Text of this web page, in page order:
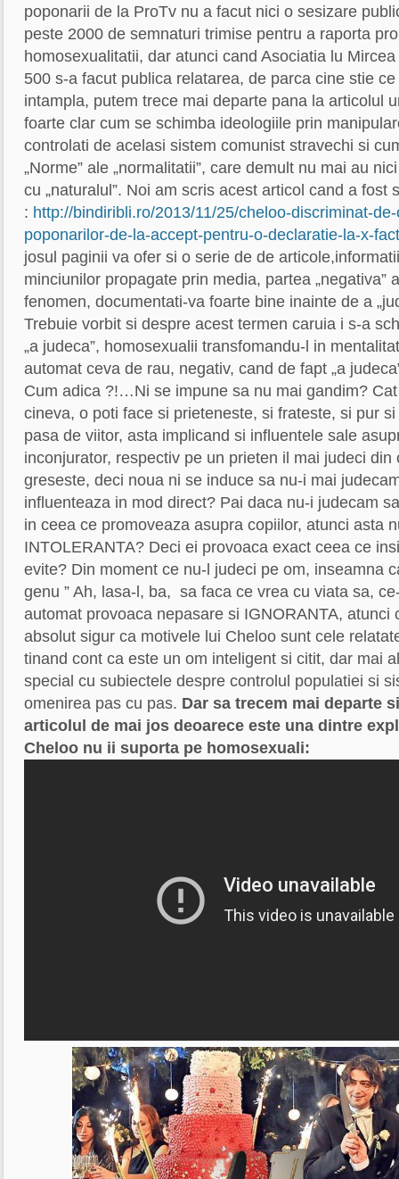
poponarii de la ProTv nu a facut nici o sesizare
peste 2000 de semnaturi trimise pentru a raporta
homosexualitatii, dar atunci cand Asociatia lu
500 s-a facut publica relatarea, de parca cine stie
intampla, putem trece mai departe pana la articolul
foarte clar cum se schimba ideologiile prin
controlati de acelasi sistem comunist stravechi si
„Norme” ale „normalitatii”, care demult nu mai au
cu „naturalul”. Noi am scris acest articol cand a fost
: http://bindiribli.ro/2013/11/25/cheloo-discriminat-
poponarilor-de-la-accept-pentru-o-declaratie-la-x-
josul paginii va ofer si o serie de de
minciunilor propagate prin media, partea „negativa”
fenomen, documentati-va foarte bine inainte de a
Trebuie vorbit si despre acest termen caruia i s-a
„a judeca”, homosexualii transfomandu-l in
automat ceva de rau, negativ, cand de fapt „a
Cum adica ?!…Ni se impune sa nu mai gandim?
cineva, o poti face si prieteneste, si frateste, si pur
pasa de viitor, asta implicand si influentele sale
inconjurator, respectiv pe un prieten il mai judeci din
greseste, deci noua ni se induce sa nu-i mai
influenteaza in mod direct? Pai daca nu-i judecam
in ceea ce promoveaza asupra copiilor, atunci asta
INTOLERANTA? Deci ei provoaca exact ceea ce
evite? Din moment ce nu-l judeci pe om, inseamna
genu ” Ah, lasa-l, ba, sa faca ce vrea cu viata sa,
automat provoaca nepasare si IGNORANTA, atunci
absolut sigur ca motivele lui Cheloo sunt cele
tinand cont ca este un om inteligent si citit, dar mai
special cu subiectele despre controlul populatiei si
omenirea pas cu pas. Dar sa trecem mai departe
articolul de mai jos deoarece este una dintre
Cheloo nu ii suporta pe homosexuali: